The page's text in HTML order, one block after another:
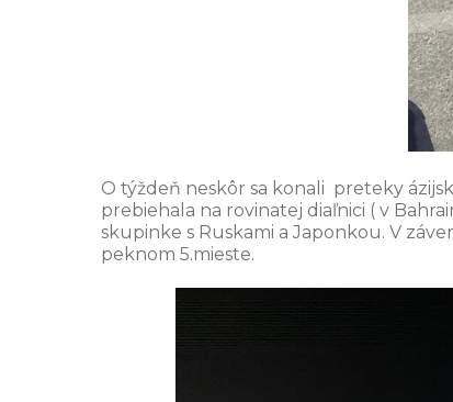
O týždeň neskôr sa konali preteky
prebiehala na rovinatej diaľnici ( v
skupinke s Ruskami a Japonkou. V
peknom 5.mieste.